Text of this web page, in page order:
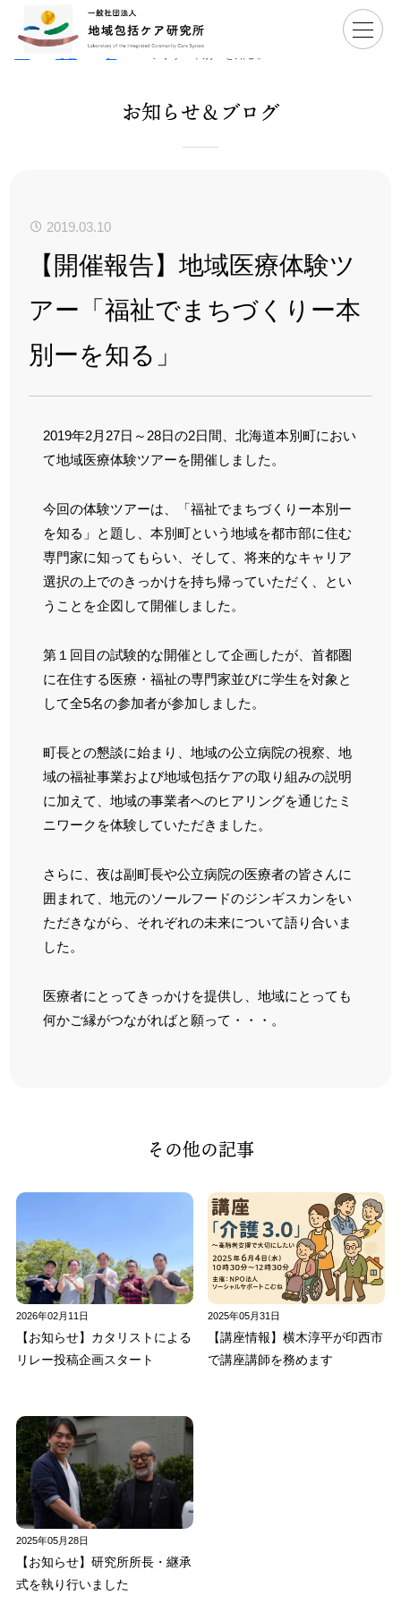
Ho
>
お知
>
ブロ
>
【開催報告】地域医療体験ツアー「福祉でまち
お知らせ＆ブログ
2019.03.10
【開催報告】地域医療体験ツ
アー「福祉でまちづくりー本
別ーを知る」
2019年2月27日～28日の2日間、北海道本別町におい
て地域医療体験ツアーを開催しました。
今回の体験ツアーは、「福祉でまちづくりー本別ー
を知る」と題し、本別町という地域を都市部に住む
専門家に知ってもらい、そして、将来的なキャリア
選択の上でのきっかけを持ち帰っていただく、とい
うことを企図して開催しました。
第１回目の試験的な開催として企画したが、首都圏
に在住する医療・福祉の専門家並びに学生を対象と
して全5名の参加者が参加しました。
町長との懇談に始まり、地域の公立病院の視察、地
域の福祉事業および地域包括ケアの取り組みの説明
に加えて、地域の事業者へのヒアリングを通じたミ
ニワークを体験していただきました。
さらに、夜は副町長や公立病院の医療者の皆さんに
囲まれて、地元のソールフードのジンギスカンをい
ただきながら、それぞれの未来について語り合いま
した。
医療者にとってきっかけを提供し、地域にとっても
何かご縁がつながればと願って・・・。
その他の記事
2026年02月11日
【お知らせ】カタリストによる
リレー投稿企画スタート
2025年05月31日
【講座情報】横木淳平が印西市
で講座講師を務めます
2025年05月28日
【お知らせ】研究所所長・継承
式を執り行いました